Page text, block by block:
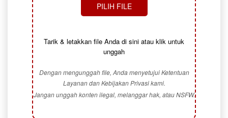
PILIH FILE
Tarik & letakkan file Anda di sini atau klik untuk
unggah
Dengan mengunggah file, Anda menyetujui Ketentuan
Layanan dan Kebijakan Privasi kami.
Jangan unggah konten ilegal, melanggar hak, atau NSFW.